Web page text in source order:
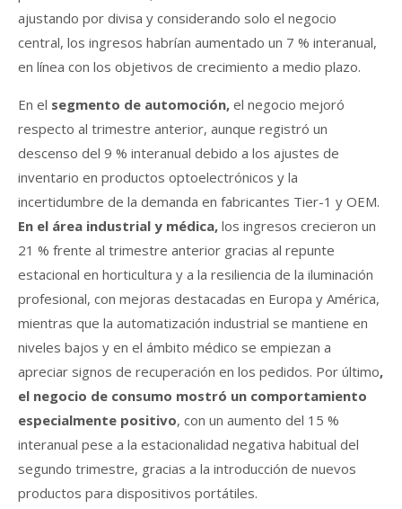
ajustando por divisa y considerando solo el negocio
central, los ingresos habrían aumentado un 7 % interanual,
en línea con los objetivos de crecimiento a medio plazo.
En el segmento de automoción, el negocio mejoró
respecto al trimestre anterior, aunque registró un
descenso del 9 % interanual debido a los ajustes de
inventario en productos optoelectrónicos y la
incertidumbre de la demanda en fabricantes Tier-1 y OEM.
En el área industrial y médica, los ingresos crecieron un
21 % frente al trimestre anterior gracias al repunte
estacional en horticultura y a la resiliencia de la iluminación
profesional, con mejoras destacadas en Europa y América,
mientras que la automatización industrial se mantiene en
niveles bajos y en el ámbito médico se empiezan a
apreciar signos de recuperación en los pedidos. Por último,
el negocio de consumo mostró un comportamiento
especialmente positivo, con un aumento del 15 %
interanual pese a la estacionalidad negativa habitual del
segundo trimestre, gracias a la introducción de nuevos
productos para dispositivos portátiles.